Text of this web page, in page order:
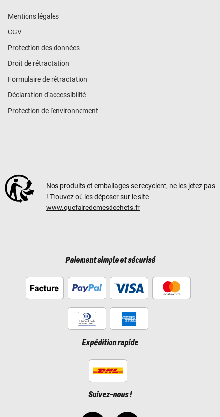
Mentions légales
CGV
Protection des données
Droit de rétractation
Formulaire de rétractation
Déclaration d'accessibilité
Protection de l'environnement
Nos produits et emballages se recyclent, ne les jetez pas
! Trouvez où les déposer sur le site
www.quefairedemesdechets.fr
Paiement simple et sécurisé
Expédition rapide
Suivez-nous !